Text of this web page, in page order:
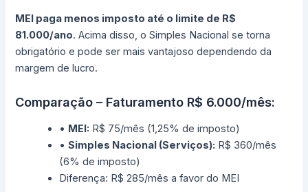
MEI paga menos imposto até o limite de R$
81.000/ano. Acima disso, o Simples Nacional se torna
obrigatório e pode ser mais vantajoso dependendo da
margem de lucro.
Comparação – Faturamento R$ 6.000/mês:
• MEI: R$ 75/mês (1,25% de imposto)
•Simples Nacional (Serviços): R$ 360/mês
(6% de imposto)
Diferença: R$ 285/mês a favor do MEI